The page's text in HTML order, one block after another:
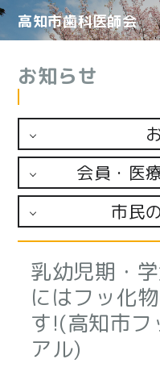
高知市歯科医師会
お知らせ
会員・医
市民
乳幼児期・
にはフッ化
す!(高知市フ
アル)